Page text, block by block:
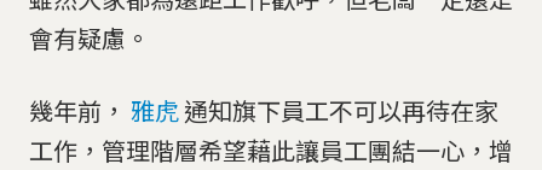
會有疑慮。
幾年前， 雅虎通知旗下員工不可以再待在家
工作，管理階層希望藉此讓員工團結一心，增